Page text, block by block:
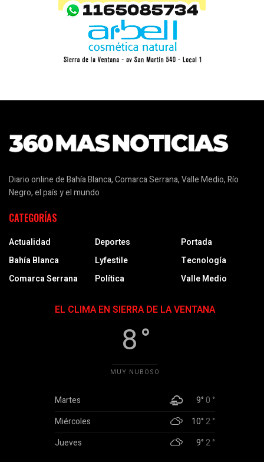
Diario online de Bahía Blanca, Comarca Serrana, Valle Medio, Río
Negro, el país y el mundo
CATEGORÍAS
Actualidad
Bahía Blanca
Comarca Serrana
Deportes
Lyfestile
Política
Portada
Tecnología
Valle Medio
EL CLIMA EN SIERRA DE LA VENTANA
8 °
MUY NUBOSO
Martes 9°0 °
Miércoles
10°2 °
Jueves
9°2 °